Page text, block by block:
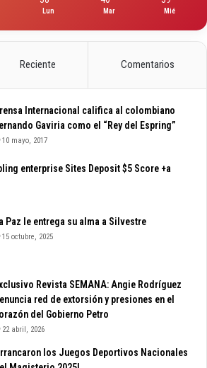
Lun Mar Mié
Reciente Comentarios
Internacional califica al colombiano
Gaviria como el “Rey del Espring”
10 mayo, 2017
enterprise Sites Deposit $5 Score +a
Paz le entrega su alma a Silvestre
15 octubre, 2025
Revista SEMANA: Angie Rodríguez
red de extorsión y presiones en el
del Gobierno Petro
22 abril, 2026
los Juegos Deportivos Nacionales